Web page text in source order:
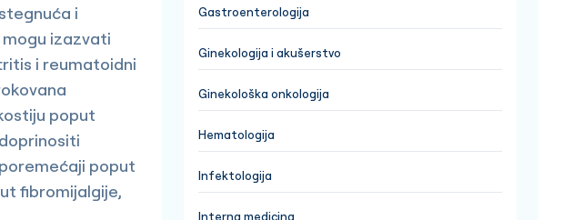
i
izazvati
i reumatoidni
poput
poput
fibromijalgije,
Gastroenterologija
Ginekologija i akušerstvo
Ginekološka onkologija
Hematologija
Infektologija
Interna medicina